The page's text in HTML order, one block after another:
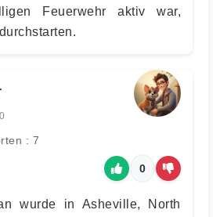
Feuerwehr aktiv war,
: 7
0
wurde in Asheville, North